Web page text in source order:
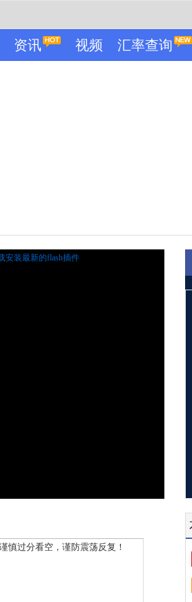
资讯 视频 汇率查询
安装最新的flash插件
过分看空，谨防震荡反复！